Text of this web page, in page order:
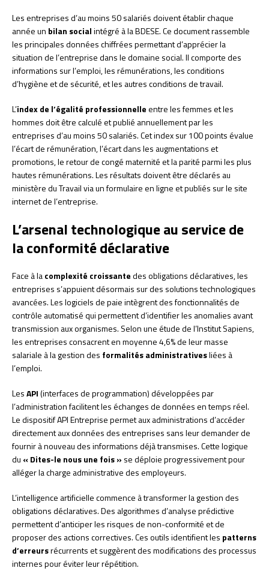
Les entreprises d’au moins 50 salariés doivent établir chaque
année un bilan socialintégré à la BDESE. Ce document rassemble
les principales données chiffrées permettant d’apprécier la
situation de l’entreprise dans le domaine social. Il comporte des
informations sur l’emploi, les rémunérations, les conditions
d’hygiène et de sécurité, et les autres conditions de travail.
L’index de l’égalité professionnelleentre les femmes et les
hommes doit être calculé et publié annuellement par les
entreprises d’au moins 50 salariés. Cet index sur 100 points évalue
l’écart de rémunération, l’écart dans les augmentations et
promotions, le retour de congé maternité et la parité parmi les plus
hautes rémunérations. Les résultats doivent être déclarés au
ministère du Travail via un formulaire en ligne et publiés sur le site
internet de l’entreprise.
L’arsenal technologique au service de
la conformité déclarative
Face à lacomplexité croissantedes obligations déclaratives, les
entreprises s’appuient désormais sur des solutions technologiques
avancées. Les logiciels de paie intègrent des fonctionnalités de
contrôle automatisé qui permettent d’identifier les anomalies avant
transmission aux organismes. Selon une étude de l’Institut Sapiens,
les entreprises consacrent en moyenne 4,6% de leur masse
salariale à la gestion des formalités administrativesliées à
l’emploi.
LesAPI(interfaces de programmation) développées par
l’administration facilitent les échanges de données en temps réel.
Le dispositif API Entreprise permet aux administrations d’accéder
directement aux données des entreprises sans leur demander de
fournir à nouveau des informations déjà transmises. Cette logique
du « Dites-le nous une fois » se déploie progressivement pour
alléger la charge administrative des employeurs.
L’intelligence artificielle commence à transformer la gestion des
obligations déclaratives. Des algorithmes d’analyse prédictive
permettent d’anticiper les risques de non-conformité et de
proposer des actions correctives. Ces outils identifient les patterns
d’erreursrécurrents et suggèrent des modifications des processus
internes pour éviter leur répétition.